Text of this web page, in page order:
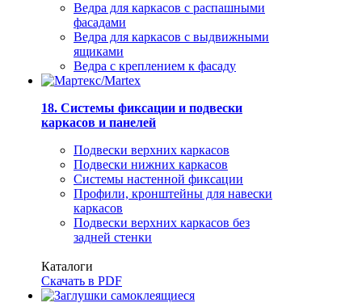
Ведра для каркасов с распашными
фасадами
Ведра для каркасов с выдвижными
ящиками
Ведра с креплением к фасаду
18. Системы фиксации и подвески
каркасов и панелей
Подвески верхних каркасов
Подвески нижних каркасов
Системы настенной фиксации
Профили, кронштейны для навески
каркасов
Подвески верхних каркасов без
задней стенки
Каталоги
Скачать в PDF